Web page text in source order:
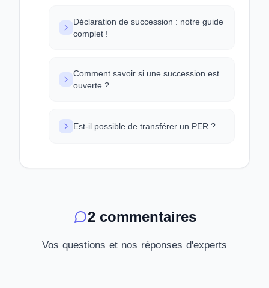
Déclaration de succession : notre guide
complet !
Comment savoir si une succession est
ouverte ?
Est-il possible de transférer un PER ?
2 commentaires
Vos questions et nos réponses d'experts